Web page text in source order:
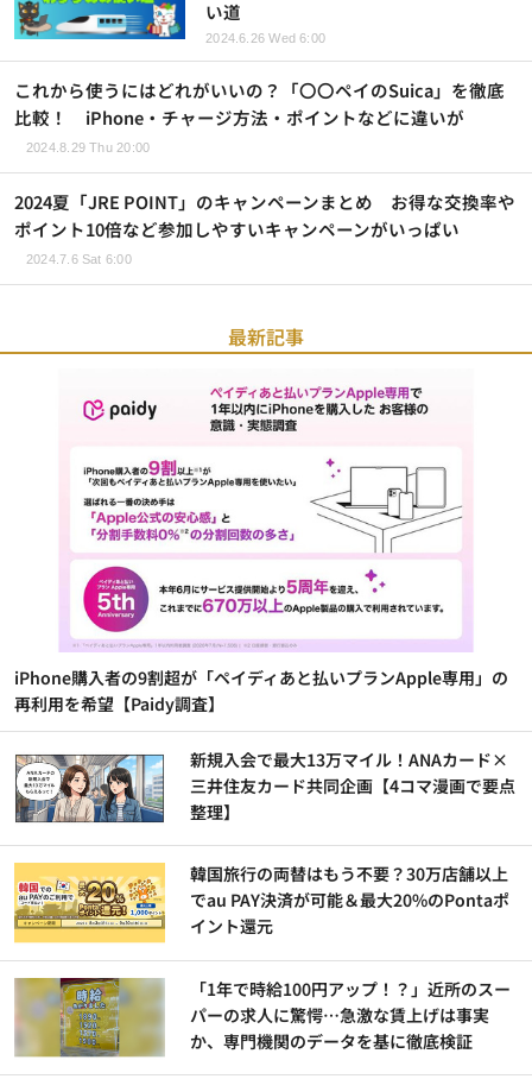
い道
2024.6.26 Wed 6:00
これから使うにはどれがいいの？「〇〇ペイのSuica」を徹底
比較！ iPhone・チャージ方法・ポイントなどに違いが
2024.8.29 Thu 20:00
2024夏「JRE POINT」のキャンペーンまとめ お得な交換率や
ポイント10倍など参加しやすいキャンペーンがいっぱい
2024.7.6 Sat 6:00
最新記事
iPhone購入者の9割超が「ペイディあと払いプランApple専用」の
再利用を希望【Paidy調査】
新規入会で最大13万マイル！ANAカード×
三井住友カード共同企画【4コマ漫画で要点
整理】
韓国旅行の両替はもう不要？30万店舗以上
でau PAY決済が可能＆最大20%のPontaポ
イント還元
「1年で時給100円アップ！？」近所のスー
パーの求人に驚愕…急激な賃上げは事実
か、専門機関のデータを基に徹底検証